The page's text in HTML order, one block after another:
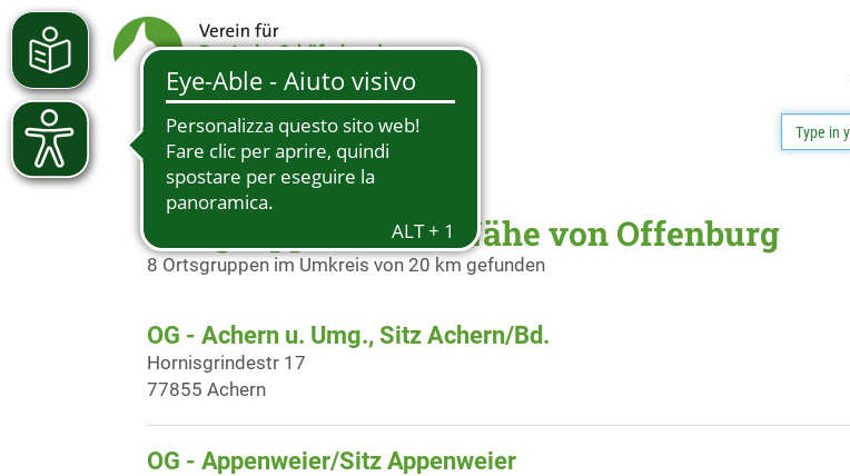
Ortsgruppen in der Nähe von Offenburg
8 Ortsgruppen im Umkreis von 20 km gefunden
OG - Achern u. Umg., Sitz Achern/Bd.
Hornisgrindestr 17
77855 Achern
OG - Appenweier/Sitz Appenweier